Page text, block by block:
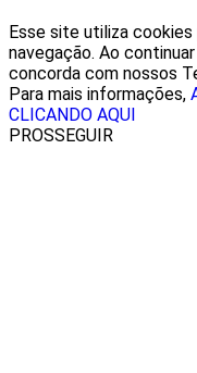
Esse site utiliza
navegação. Ao
concorda com nossos
Para mais informações,
CLICANDO AQUI
PROSSEGUIR